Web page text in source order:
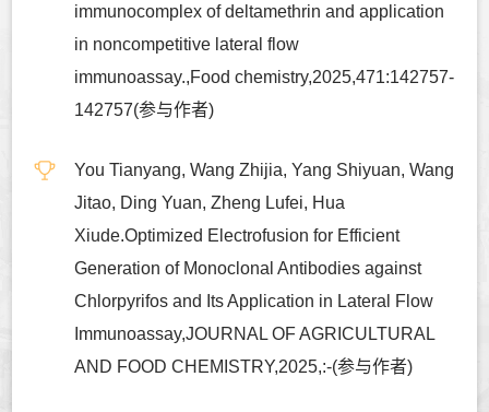
immunocomplex of deltamethrin and application
in noncompetitive lateral flow
immunoassay.,Food chemistry,2025,471:142757-
142757(参与作者)
You Tianyang, Wang Zhijia, Yang Shiyuan, Wang
Jitao, Ding Yuan, Zheng Lufei, Hua
Xiude.Optimized Electrofusion for Efficient
Generation of Monoclonal Antibodies against
Chlorpyrifos and Its Application in Lateral Flow
Immunoassay,JOURNAL OF AGRICULTURAL
AND FOOD CHEMISTRY,2025,:-(参与作者)